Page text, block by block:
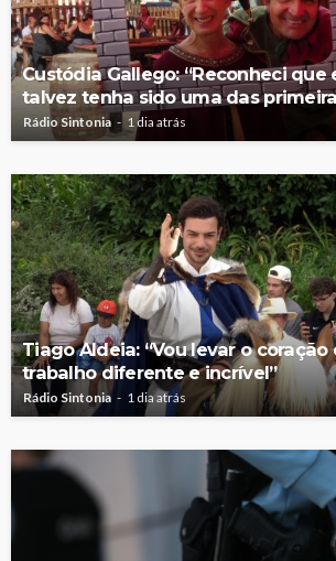
Custódia Gallego: “Reconheci que
talvez tenha sido uma das
Rádio Sintonia 1 dia atrás
Tiago Aldeia: “Vou levar o
trabalho diferente e incrível”
Rádio Sintonia 1 dia atrás